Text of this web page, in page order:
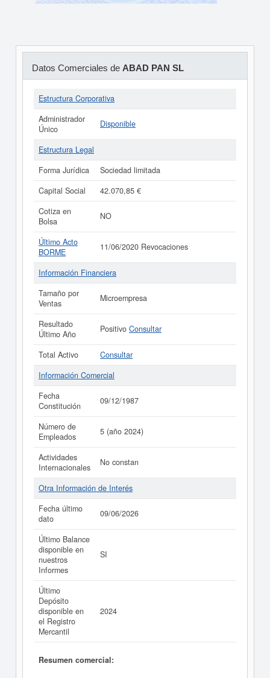
Datos Comerciales de ABAD PAN SL
Estructura Corporativa
Administrador
Único
Disponible
Estructura Legal
Forma Jurídica
Sociedad limitada
Capital Social
42.070,85 €
Cotiza en
Bolsa
NO
Último Acto
BORME
11/06/2020 Revocaciones
Información Financiera
Tamaño por
Ventas
Microempresa
Resultado
Último Año
Positivo Consultar
Total Activo
Consultar
Información Comercial
Fecha
Constitución
09/12/1987
Número de
Empleados
5 (año 2024)
Actividades
Internacionales
No constan
Otra Información de Interés
Fecha último
dato
09/06/2026
Último Balance
disponible en
nuestros
Informes
SI
Último
Depósito
disponible en
el Registro
Mercantil
2024
Resumen comercial: